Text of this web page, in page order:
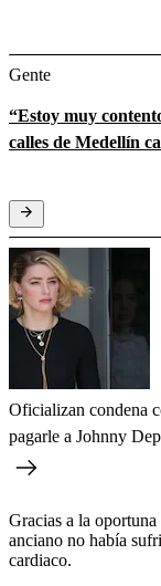
Gente
“Estoy muy
calles de Medellín
Oficializan condena
pagarle a Johnny
Gracias a la
anciano no había
cardiaco.